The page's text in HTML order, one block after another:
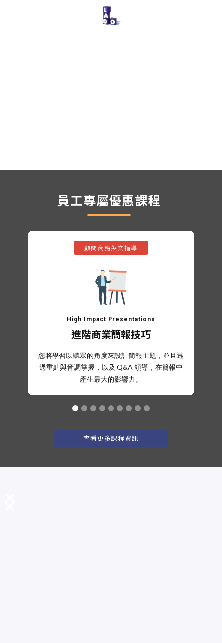
員工專屬優惠課程
顧問商務英文指導
High Impact Presentations
進階商業簡報技巧
您將學習以聽眾的角度來設計簡報主題，並且透
過重點與音調掌握，以及 Q&A 領導，在簡報中
產生最大的影響力。
查看更多課程資訊